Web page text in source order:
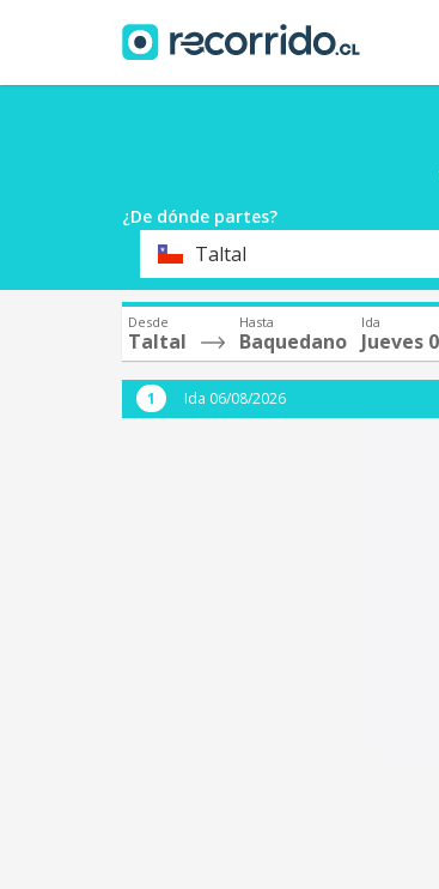
¿De dónde partes?
Origen Taltal
Desde
Taltal
Hasta
Baquedano
Ida
Jueves
Ida 06/08/2026